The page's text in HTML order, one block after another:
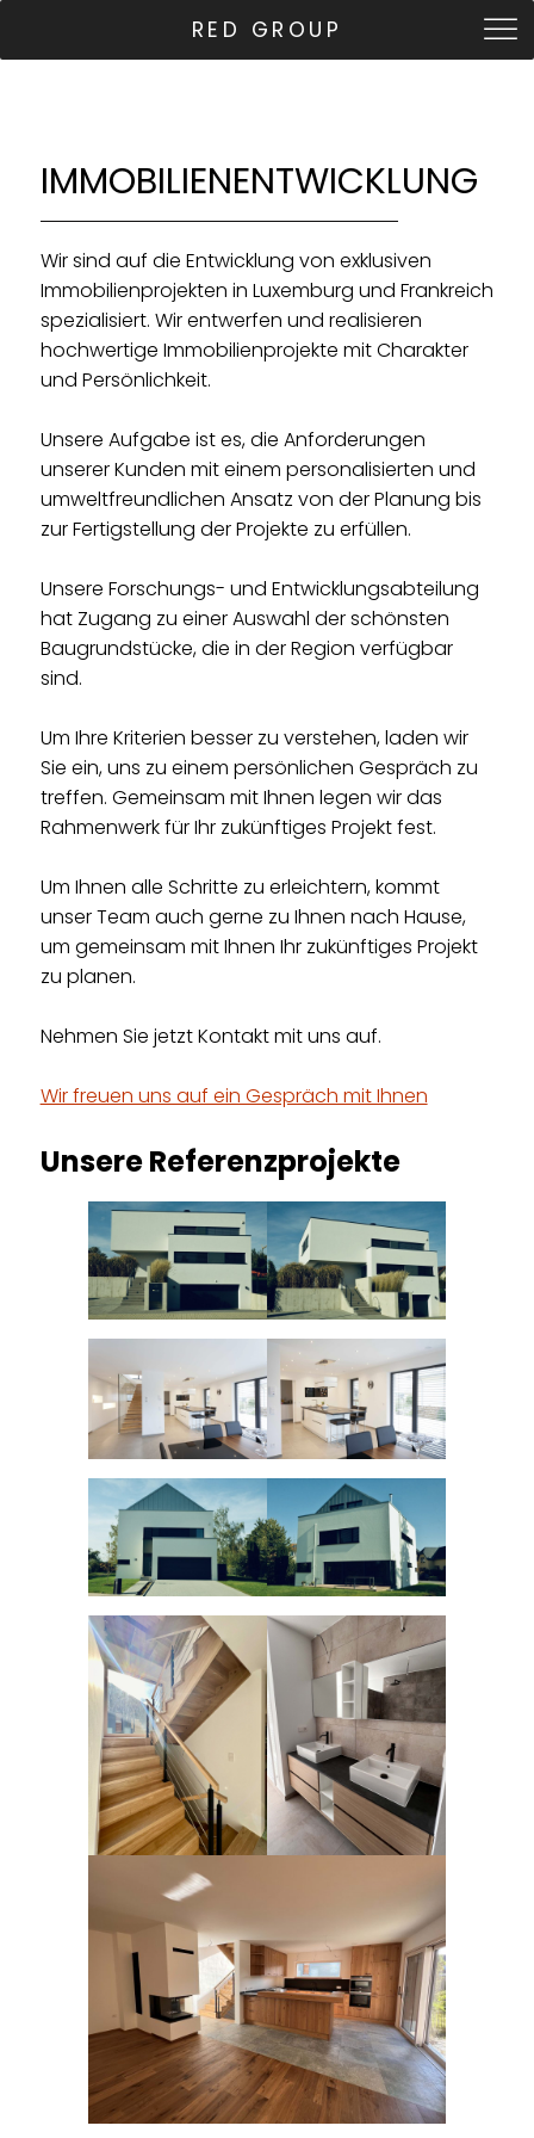
RED GROUP
IMMOBILIENENTWICKLUNG
Wir sind auf die Entwicklung von exklusiven
Immobilienprojekten in Luxemburg und Frankreich
spezialisiert. Wir entwerfen und realisieren
hochwertige Immobilienprojekte mit Charakter
und Persönlichkeit.
Unsere Aufgabe ist es, die Anforderungen
unserer Kunden mit einem personalisierten und
umweltfreundlichen Ansatz von der Planung bis
zur Fertigstellung der Projekte zu erfüllen.
Unsere Forschungs- und Entwicklungsabteilung
hat Zugang zu einer Auswahl der schönsten
Baugrundstücke, die in der Region verfügbar
sind.
Um Ihre Kriterien besser zu verstehen, laden wir
Sie ein, uns zu einem persönlichen Gespräch zu
treffen. Gemeinsam mit Ihnen legen wir das
Rahmenwerk für Ihr zukünftiges Projekt fest.
Um Ihnen alle Schritte zu erleichtern, kommt
unser Team auch gerne zu Ihnen nach Hause,
um gemeinsam mit Ihnen Ihr zukünftiges Projekt
zu planen.
Nehmen Sie jetzt Kontakt mit uns auf.
Wir freuen uns auf ein Gespräch mit Ihnen
Unsere Referenzprojekte